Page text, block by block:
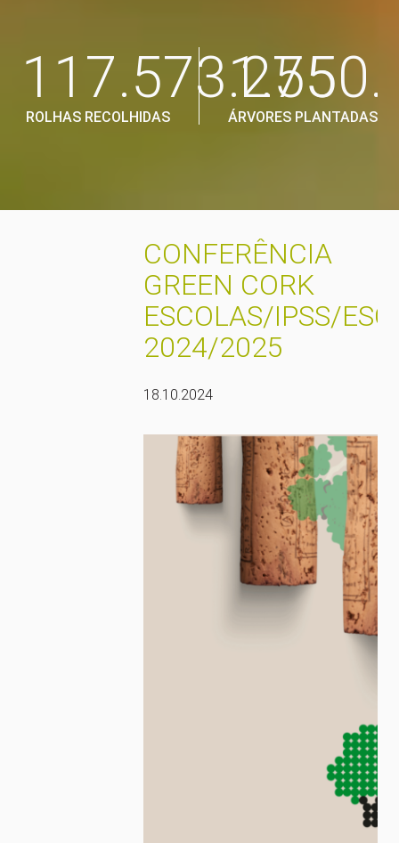
117.573.275
ROLHAS RECOLHIDAS ÁRVORES PLANTADAS
CONFERÊNCIA
GREEN CORK
ESCOLAS/IPSS/
2024/2025
18.10.2024